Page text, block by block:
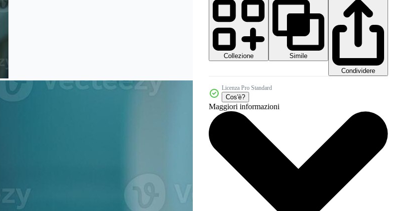
Collezione
Simile
Condividere
Licenza Pro Standard
Cos'è?
Maggiori informazioni